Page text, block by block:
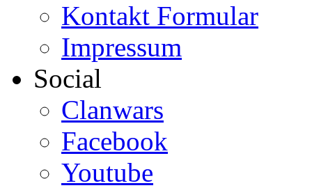
Kontakt Formular
Impressum
Social
Clanwars
Facebook
Youtube